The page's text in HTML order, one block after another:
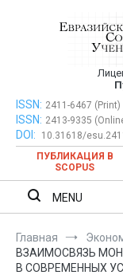
Евразийский
ISSN: 2411-6467 (Print)
ISSN: 2413-9335
DOI:
10.31618/
ПУБЛИКАЦИЯ В
SCOPUS
MENU
Главная
ВЗАИМОСВЯЗЬ
В СОВРЕМЕННЫХ